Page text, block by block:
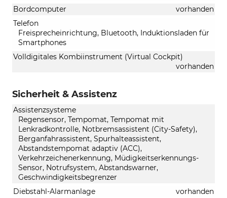
Bordcomputer
vorhanden
Telefon
Freisprecheinrichtung, Bluetooth, Induktionsladen für
Smartphones
Volldigitales Kombiinstrument (Virtual Cockpit)
vorhanden
Sicherheit & Assistenz
Assistenzsysteme
Regensensor, Tempomat, Tempomat mit
Lenkradkontrolle, Notbremsassistent (City-Safety),
Berganfahrassistent, Spurhalteassistent,
Abstandstempomat adaptiv (ACC),
Verkehrzeichenerkennung, Müdigkeitserkennungs-
Sensor, Notrufsystem, Abstandswarner,
Geschwindigkeitsbegrenzer
Diebstahl-Alarmanlage
vorhanden